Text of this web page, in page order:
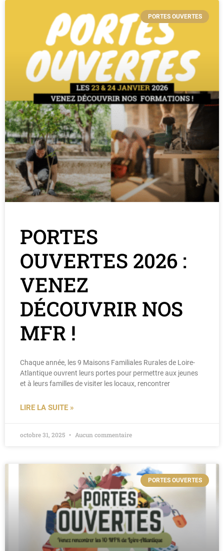
PORTES OUVERTES
PORTES
OUVERTES 2026 :
VENEZ
DÉCOUVRIR NOS
MFR !
Chaque année, les 9 Maisons Familiales Rurales de Loire-
Atlantique ouvrent leurs portes pour permettre aux jeunes
et à leurs familles de visiter les locaux, rencontrer
LIRE LA SUITE »
octobre 31, 2025 Aucun commentaire
PORTES OUVERTES